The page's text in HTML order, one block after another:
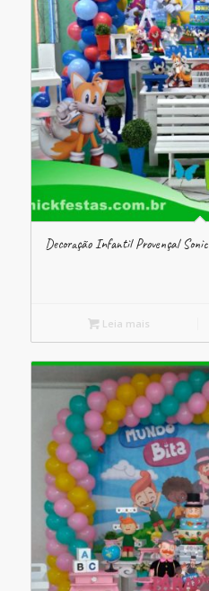
Decoração Infantil Provençal Sonic
Leia mais